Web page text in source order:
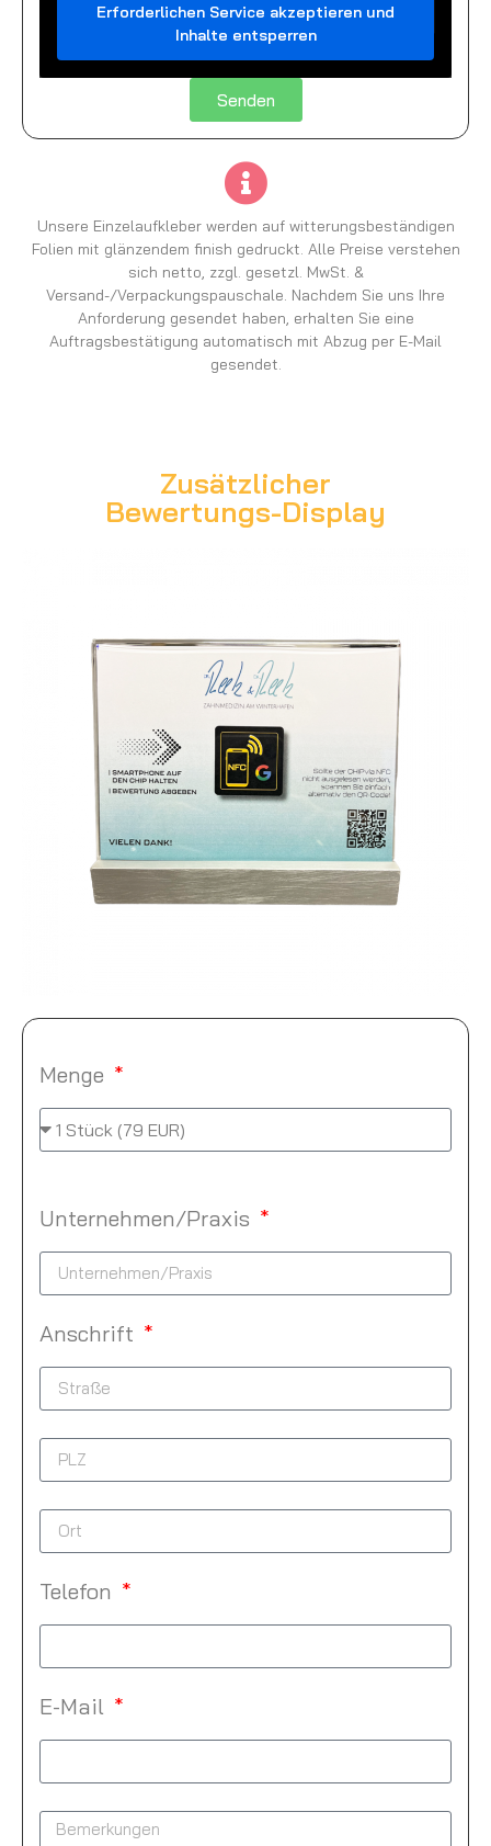
Erforderlichen Service akzeptieren und
Inhalte entsperren
Senden
Unsere Einzelaufkleber werden auf witterungsbeständigen
Folien mit glänzendem finish gedruckt. Alle Preise verstehen
sich netto, zzgl. gesetzl. MwSt. &
Versand-/Verpackungspauschale. Nachdem Sie uns Ihre
Anforderung gesendet haben, erhalten Sie eine
Auftragsbestätigung automatisch mit Abzug per E-Mail
gesendet.
Zusätzlicher
Bewertungs-Display
Menge
Unternehmen/Praxis
Anschrift
Telefon
E-Mail